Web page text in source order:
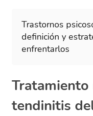
Trastornos
definición y
enfrentarlos
tendinitis